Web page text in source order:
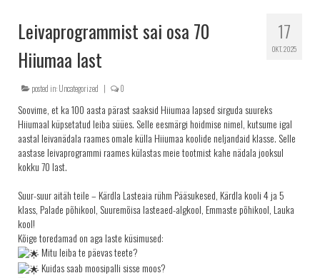
17
OKT. 2025
Leivaprogrammist sai osa 70
Hiiumaa last
posted in:Uncategorized | 0
Soovime, et ka 100 aasta pärast saaksid Hiiumaa lapsed sirguda suureks
Hiiumaal küpsetatud leiba süües. Selle eesmärgi hoidmise nimel, kutsume igal
aastal leivanädala raames omale külla Hiiumaa koolide neljandaid klasse. Selle
aastase leivaprogrammi raames külastas meie tootmist kahe nädala jooksul
kokku 70 last.
Suur-suur aitäh teile – Kärdla Lasteaia rühm Pääsukesed, Kärdla kooli 4 ja 5
klass, Palade põhikool, Suuremõisa lasteaed-algkool, Emmaste põhikool, Lauka
kool!
Kõige toredamad on aga laste küsimused:
Mitu leiba te päevas teete?
Kuidas saab moosipalli sisse moos?